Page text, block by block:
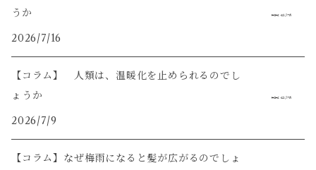
うか
2026/7/16
【コラム】 人類は、温暖化を止められるのでし
ょうか
2026/7/9
【コラム】なぜ梅雨になると髪が広がるのでしょ